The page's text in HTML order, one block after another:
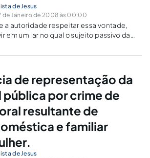
de Jesus
de Janeiro de 2008 às 00:00
a autoridade respeitar essa vontade,
em um lar no qual o sujeito passivo da
o princípio da Lei n. 11.340/2006
de representação da
pública por crime de
resultante de
e familiar
de Jesus